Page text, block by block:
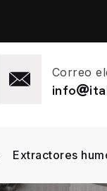
Correo
info
Extractores